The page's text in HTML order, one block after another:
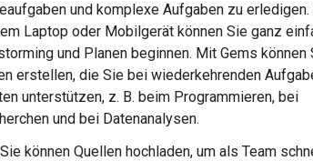
und komplexe Aufgaben zu
Laptop oder Mobilgerät können Sie ganz
und Planen beginnen. Mit Gems können
erstellen, die Sie bei wiederkehrenden
unterstützen, z. B. beim Programmieren, bei
und bei Datenanalysen.
können Quellen hochladen, um als Team